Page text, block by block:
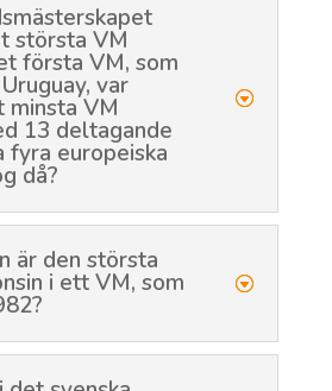
största VM
första VM, som
var
minsta VM
13 deltagande
fyra europeiska
då?
är den största
i ett VM, som